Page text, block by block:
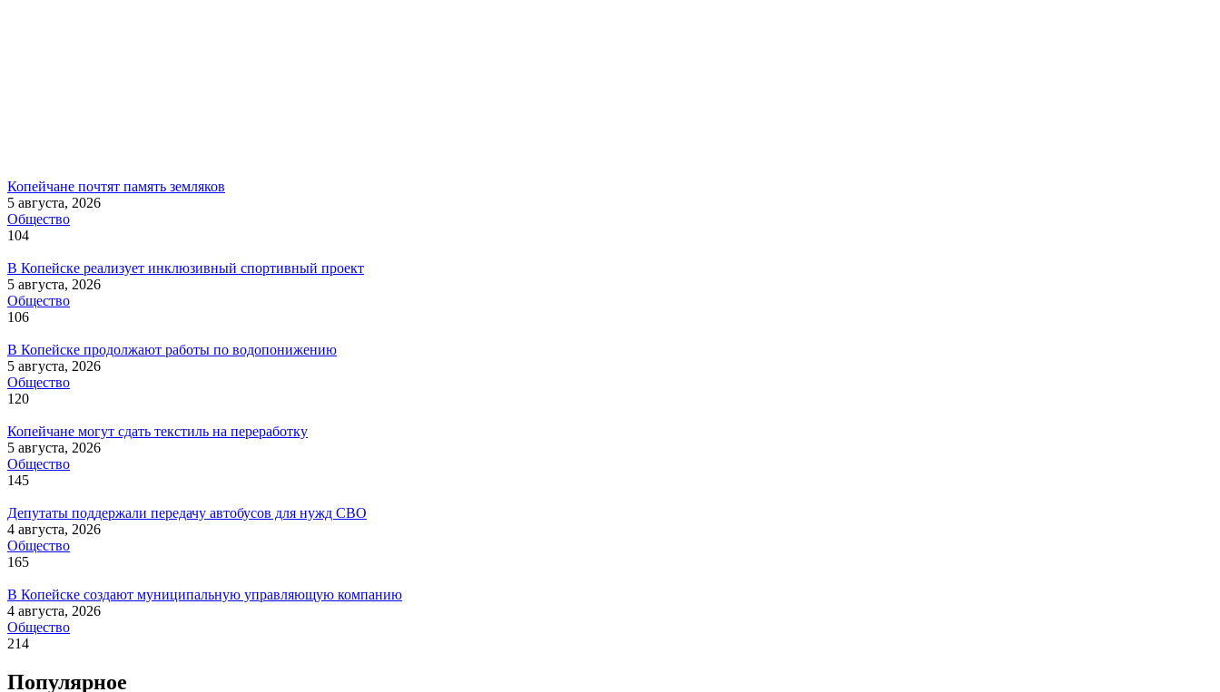
Копейчане почтят память земляков
5 августа, 2026
Общество
104
В Копейске реализует инклюзивный спортивный проект
5 августа, 2026
Общество
106
В Копейске продолжают работы по водопонижению
5 августа, 2026
Общество
120
Копейчане могут сдать текстиль на переработку
5 августа, 2026
Общество
145
Депутаты поддержали передачу автобусов для нужд СВО
4 августа, 2026
Общество
165
В Копейске создают муниципальную управляющую компанию
4 августа, 2026
Общество
214
Популярное